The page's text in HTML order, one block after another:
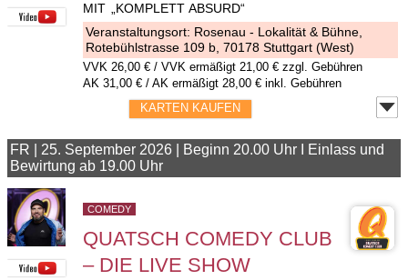
MIT „KOMPLETT ABSURD“
Veranstaltungsort: Rosenau - Lokalität & Bühne
Rotebühlstrasse 109 b, 70178 Stuttgart (West)
VVK 26,00 € / VVK ermäßigt 21,00 € zzgl. Gebühren
AK 31,00 € / AK ermäßigt 28,00 € inkl. Gebühren
KARTEN KAUFEN
FR 25. September 2026
Beginn 20.00 Uhr I Einlass und
Bewirtung ab 19.00 Uhr
COMEDY
QUATSCH COMEDY CLUB
– DIE LIVE SHOW